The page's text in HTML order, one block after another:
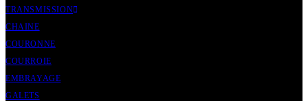
TRANSMISSION
CHAINE
COURONNE
COURROIE
EMBRAYAGE
GALETS